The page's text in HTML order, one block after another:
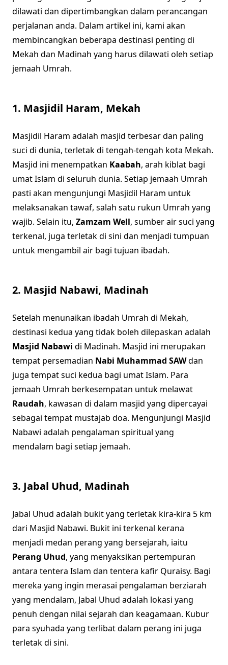
dilawati dan dipertimbangkan dalam perancangan
perjalanan anda. Dalam artikel ini, kami akan
membincangkan beberapa destinasi penting di
Mekah dan Madinah yang harus dilawati oleh setiap
jemaah Umrah.
1. Masjidil Haram, Mekah
Masjidil Haram adalah masjid terbesar dan paling
suci di dunia, terletak di tengah-tengah kota Mekah.
Masjid ini menempatkan Kaabah, arah kiblat bagi
umat Islam di seluruh dunia. Setiap jemaah Umrah
pasti akan mengunjungi Masjidil Haram untuk
melaksanakan tawaf, salah satu rukun Umrah yang
wajib. Selain itu, Zamzam Well, sumber air suci yang
terkenal, juga terletak di sini dan menjadi tumpuan
untuk mengambil air bagi tujuan ibadah.
2. Masjid Nabawi, Madinah
Setelah menunaikan ibadah Umrah di Mekah,
destinasi kedua yang tidak boleh dilepaskan adalah
Masjid Nabawi di Madinah. Masjid ini merupakan
tempat persemadian Nabi Muhammad SAWdan
juga tempat suci kedua bagi umat Islam. Para
jemaah Umrah berkesempatan untuk melawat
Raudah, kawasan di dalam masjid yang dipercayai
sebagai tempat mustajab doa. Mengunjungi Masjid
Nabawi adalah pengalaman spiritual yang
mendalam bagi setiap jemaah.
3. Jabal Uhud, Madinah
Jabal Uhud adalah bukit yang terletak kira-kira 5 km
dari Masjid Nabawi. Bukit ini terkenal kerana
menjadi medan perang yang bersejarah, iaitu
Perang Uhud, yang menyaksikan pertempuran
antara tentera Islam dan tentera kafir Quraisy. Bagi
mereka yang ingin merasai pengalaman berziarah
yang mendalam, Jabal Uhud adalah lokasi yang
penuh dengan nilai sejarah dan keagamaan. Kubur
para syuhada yang terlibat dalam perang ini juga
terletak di sini.